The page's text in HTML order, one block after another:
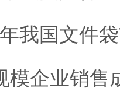
我国文件
企业销售